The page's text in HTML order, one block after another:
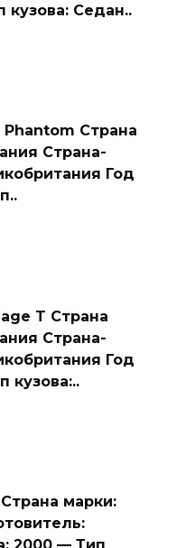
кузова: Седан..
Phantom Страна
Страна-
Год
T Страна
Страна-
Год
кузова:..
марки:
2000 — Тип